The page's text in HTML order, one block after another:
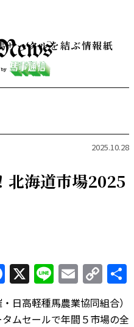
サークルを結ぶ情報紙
2025.10.28
北海道市場2025
Facebook
X LineEmail
日高軽種馬農業協同組合）
ムセールで年間５市場の全